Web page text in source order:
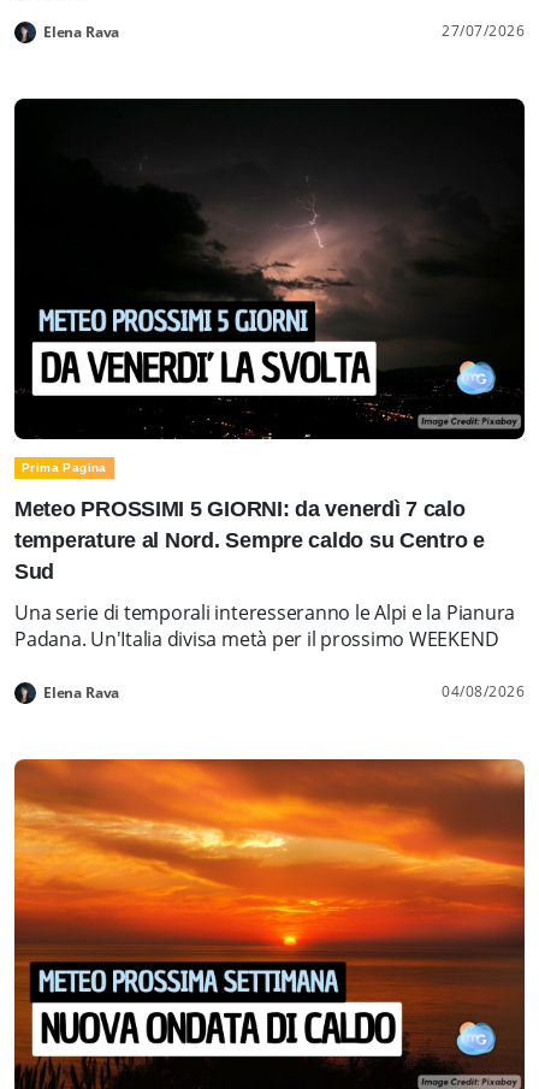
Elena Rava 27/07/2026
Prima Pagina
Meteo PROSSIMI 5 GIORNI: da venerdì 7 calo
temperature al Nord. Sempre caldo su Centro e
Sud
Una serie di temporali interesseranno le Alpi e la Pianura
Padana. Un'Italia divisa metà per il prossimo WEEKEND
Elena Rava 04/08/2026